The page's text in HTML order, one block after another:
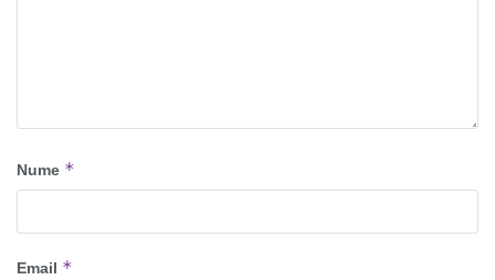
Nume *
Email *